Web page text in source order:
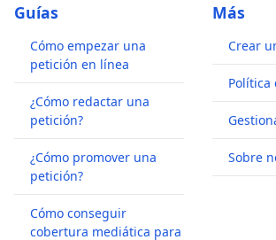
Guías
Cómo empezar una
petición en línea
¿Cómo redactar una
petición?
¿Cómo promover una
petición?
Cómo conseguir
cobertura mediática para
Más
Crear
Política
Sobre